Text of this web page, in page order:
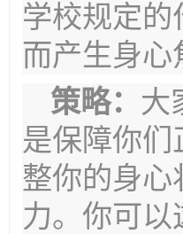
学校规定
而产生身心
策略： 大
是保障你
整你的身心
力。你可以